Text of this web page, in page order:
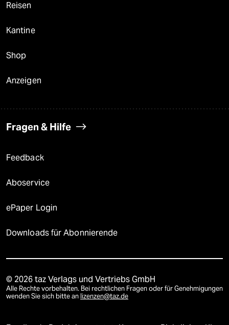
Reisen
Kantine
Shop
Anzeigen
Fragen & Hilfe
Feedback
Aboservice
ePaper Login
Downloads für Abonnierende
© 2026 taz Verlags und Vertriebs GmbH
Alle Rechte vorbehalten. Bei rechtlichen Fragen oder für Genehmigungen
wenden Sie sich bitte an lizenzen@taz.de